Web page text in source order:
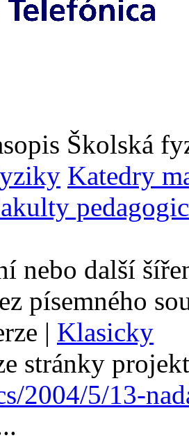
Školská
Katedry
nebo další
písemného
| Klasicky
stránky
2004/5/13-